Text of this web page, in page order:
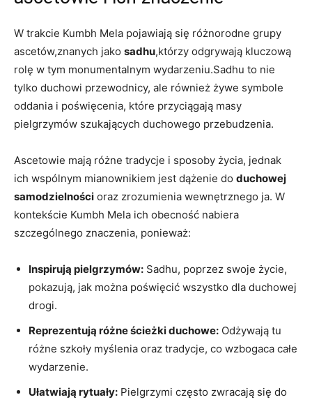
W trakcie Kumbh Mela pojawiają się różnorodne grupy
ascetów,znanych jako sadhu,którzy odgrywają kluczową
rolę w tym monumentalnym wydarzeniu.Sadhu to nie
tylko duchowi przewodnicy, ale również żywe symbole
oddania i poświęcenia, które przyciągają masy
pielgrzymów szukających duchowego przebudzenia.
Ascetowie mają różne tradycje i sposoby życia, jednak
ich wspólnym mianownikiem jest dążenie do duchowej
samodzielności oraz zrozumienia wewnętrznego ja. W
kontekście Kumbh Mela ich obecność nabiera
szczególnego znaczenia, ponieważ:
Inspirują pielgrzymów: Sadhu, poprzez swoje życie,
pokazują, jak można poświęcić wszystko dla duchowej
drogi.
Reprezentują różne ścieżki duchowe: Odżywają tu
różne szkoły myślenia oraz tradycje, co wzbogaca całe
wydarzenie.
Ułatwiają rytuały: Pielgrzymi często zwracają się do